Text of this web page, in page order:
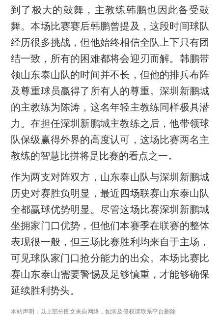
到了极大的鼓舞，主教练韩鹏也因此备受鼓
舞。本场比赛赛后韩鹏曾提及，这段时间球队
经历很多挑战，但他始终相信全队上下只有团
结一致，所有的困难都将会迎刃而解。韩鹏带
领山东泰山队的时间并不长，但他的排兵布阵
及尊重球员赢得了所有人的尊重。深圳新鹏城
的主教练为陈涛，这名年轻主教练同样极具潜
力。在担任深圳新鹏城主教练之后，他带领球
队保级赢得外界的高度认可，这场比赛两名主
教练的智慧比拼将是比赛的看点之一。
作为两支对阵双方，山东泰山队与深圳新鹏城
历史对赛胜负明显，最近四场联赛山东泰山队
全都赢球优势明显。尽管这场比赛深圳新鹏城
坐拥家门口优势，但他们本赛季在联赛的整体
表现很一般，但三场比赛胜利均来自于主场，
可见球队家门口抢分能力的出众。本场比赛比
赛山东泰山需要警惕及足够慎重，才能够确保
延续胜利势头。
本站声明：以上部分图文来自网络，如涉及侵权请联系平台删除